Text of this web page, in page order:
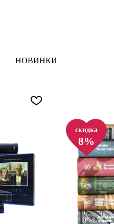
НОВИНКИ
скидка
8%